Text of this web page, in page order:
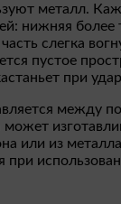
металл.
нижняя более
слегка
пустое
при
между
или из
при